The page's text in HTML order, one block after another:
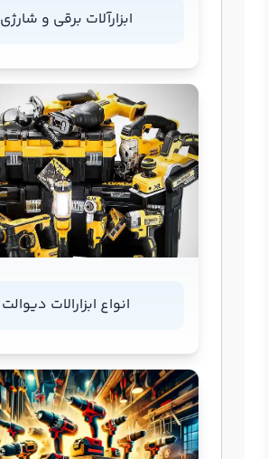
ابزارآلات برقی و شارژی
انواع ابزارالات دیوالت